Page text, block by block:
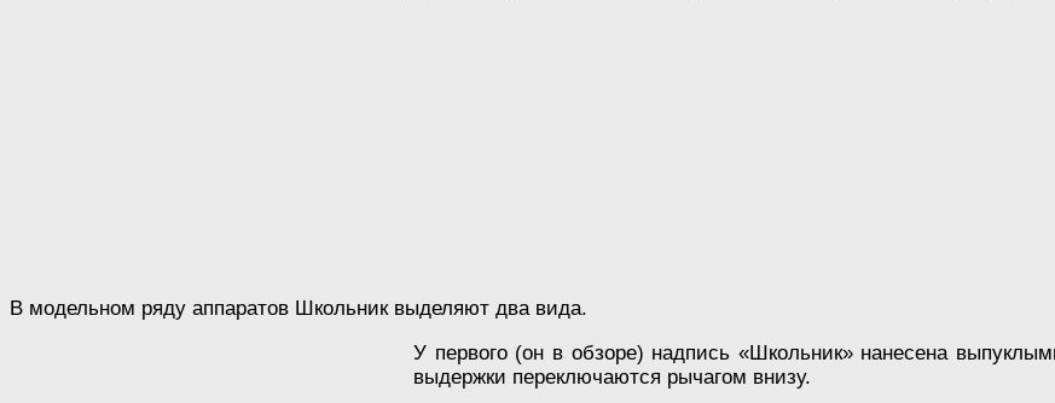
В модельном ряду аппаратов Школьник выделяют два вида.
У первого (он в обзоре) надпись «Школьник» нанесена
выдержки переключаются рычагом внизу.